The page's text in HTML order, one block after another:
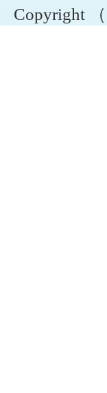
Copyright